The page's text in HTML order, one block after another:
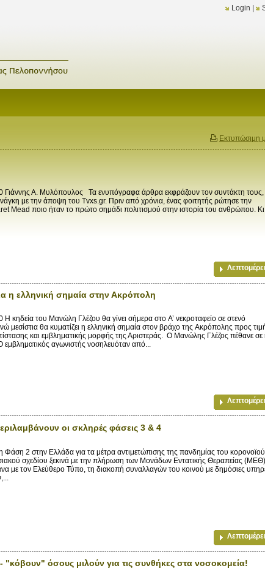
Login
Εκτυπώσιμη
Α. Μυλόπουλος Τα ενυπόγραφα άρθρα εκφράζουν τον συντάκτη τους,
με την άποψη του Tvxs.gr. Πριν από χρόνια, ένας φοιτητής ρώτησε την
Mead ποιο ήταν το πρώτο σημάδι πολιτισμού στην ιστορία του ανθρώπου. Κι
η ελληνική σημαία στην Ακρόπολη
κηδεία του Μανώλη Γλέζου θα γίνει σήμερα στο Α’ νεκροταφείο σε στενό
μεσίστια θα κυματίζει η ελληνική σημαία στον βράχο της Ακρόπολης προς
και εμβληματικής μορφής της Αριστεράς. Ο Μανώλης Γλέζος πέθανε σε
εμβληματικός αγωνιστής νοσηλευόταν από...
οι σκληρές φάσεις 3 & 4
η Φάση 2 στην Ελλάδα για τα μέτρα αντιμετώπισης της πανδημίας του
σχεδίου ξεκινά με την πλήρωση των Μονάδων Εντατικής Θεραπείας (ΜΕΘ).
με τον Ελεύθερο Τύπο, τη διακοπή συναλλαγών του κοινού με δημόσιες
"κόβουν" όσους μιλούν για τις συνθήκες στα νοσοκομεία!